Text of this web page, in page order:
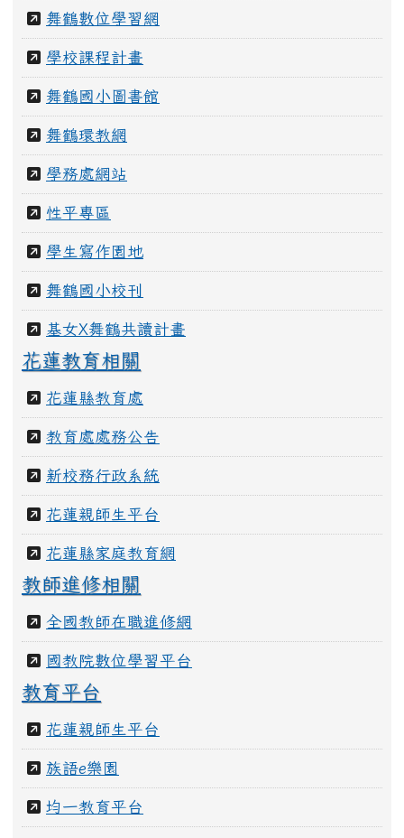
舞鶴教學正常專區
舞鶴數位學習網
學校課程計畫
舞鶴國小圖書館
舞鶴環教網
學務處網站
性平專區
學生寫作園地
舞鶴國小校刊
基女X舞鶴共讀計畫
花蓮教育相關
花蓮縣教育處
教育處處務公告
新校務行政系統
花蓮親師生平台
花蓮縣家庭教育網
教師進修相關
全國教師在職進修網
國教院數位學習平台
教育平台
花蓮親師生平台
族語e樂園